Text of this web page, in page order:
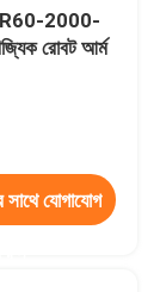
ER60-2000-
রোবট আর্ম
সাথে যোগাযোগ